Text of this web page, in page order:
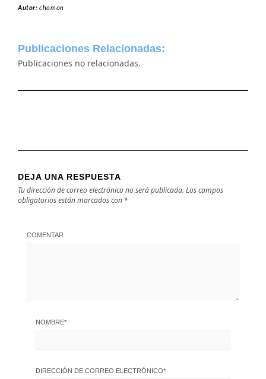
Autor:chomon
Publicaciones Relacionadas:
Publicaciones no relacionadas.
DEJA UNA RESPUESTA
Tu dirección de correo electrónico no será publicada. Los campos
obligatorios están marcados con *
COMENTAR
NOMBRE*
DIRECCIÓN DE CORREO ELECTRÓNICO*